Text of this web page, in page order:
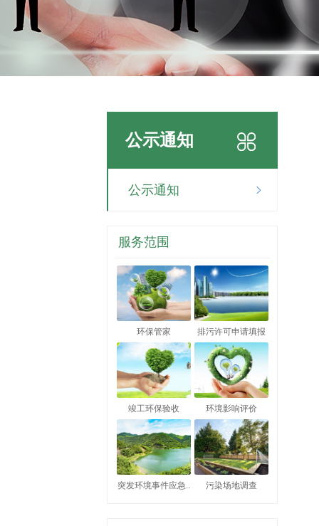
公示通知
公示通知
服务范围
环保管家 排污许可申请填报
竣工环保验收 环境影响评价
突发环境事件应急.. 污染场地调查